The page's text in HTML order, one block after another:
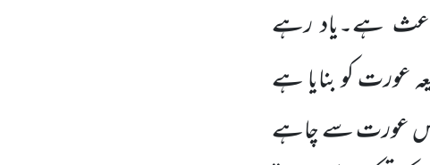
ہے۔یاد رہے
عورت کو بنایا ہے
جس عورت سے چاہے